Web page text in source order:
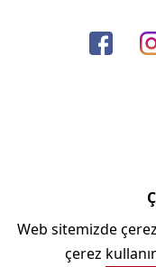
Copyright ©
Web sitemizde
çerez